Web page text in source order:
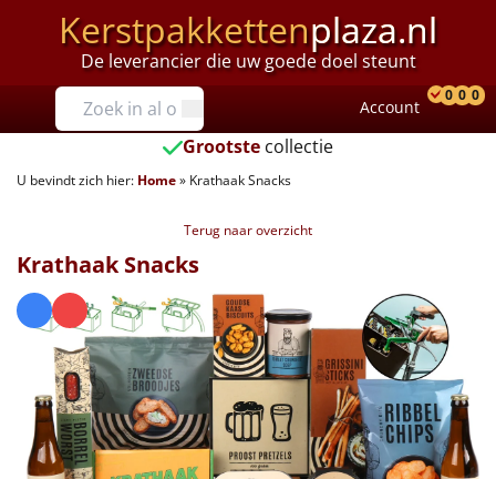
Kerstpakkettenplaza.nl
De leverancier die uw goede doel steunt
Prijzen
Tot €25
€25 tot €35
€40 tot €45
€45 tot €50
€50 tot €55
€55 tot €75
Account
0 0 0
Grootste collectie
U bevindt zich hier: Home» Krathaak Snacks
Terug naar overzicht
Krathaak Snacks